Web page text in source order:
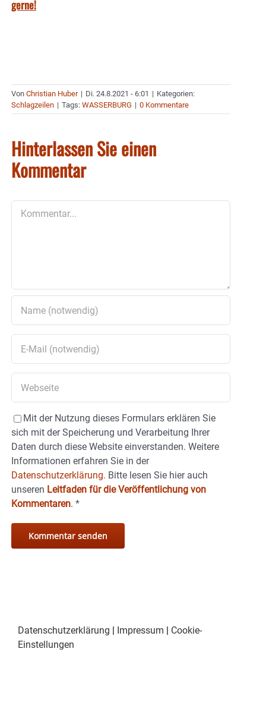
gerne!
Von Christian Huber | Di. 24.8.2021 - 6:01 | Kategorien:
Schlagzeilen | Tags: WASSERBURG | 0 Kommentare
Hinterlassen Sie einen
Kommentar
Mit der Nutzung dieses Formulars erklären Sie
sich mit der Speicherung und Verarbeitung Ihrer
Daten durch diese Website einverstanden. Weitere
Informationen erfahren Sie in der
Datenschutzerklärung. Bitte lesen Sie hier auch
unseren Leitfaden für die Veröffentlichung von
Kommentaren. *
Datenschutzerklärung | Impressum | Cookie-
Einstellungen